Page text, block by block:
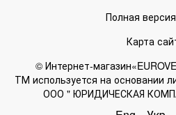
Полная
Карта
© Интернет-
ТМ используется на основании
ООО " ЮРИДИЧЕСКАЯ